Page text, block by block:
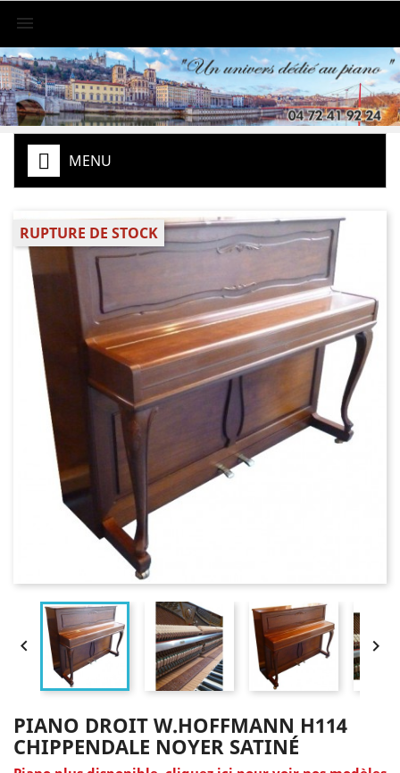

MENU
RUPTURE DE STOCK
 
PIANO DROIT W.HOFFMANN H114
CHIPPENDALE NOYER SATINÉ